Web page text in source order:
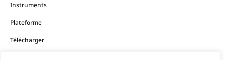
Instruments
Plateforme
Télécharger